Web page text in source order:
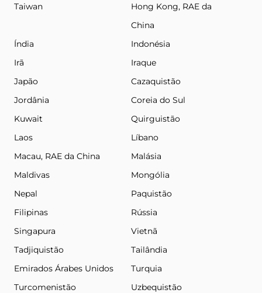
Taiwan
Hong Kong, RAE da
China
Índia
Indonésia
Irã
Iraque
Japão
Cazaquistão
Jordânia
Coreia do Sul
Kuwait
Quirguistão
Laos
Líbano
Macau, RAE da China
Malásia
Maldivas
Mongólia
Nepal
Paquistão
Filipinas
Rússia
Singapura
Vietnã
Tadjiquistão
Tailândia
Emirados Árabes Unidos
Turquia
Turcomenistão
Uzbequistão